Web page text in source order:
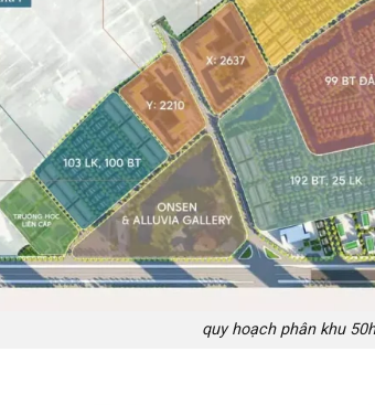
quy hoạch phân khu